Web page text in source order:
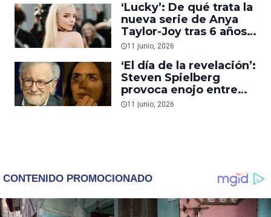
‘Lucky’: De qué trata la
nueva serie de Anya
Taylor-Joy tras 6 años
alejada de la TV
11 junio, 2026
‘El día de la revelación’:
Steven Spielberg
provoca enojo entre
cristianos por
11 junio, 2026